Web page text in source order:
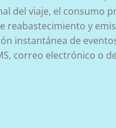
del viaje, el consumo
reabastecimiento y
instantánea de
correo electrónico o